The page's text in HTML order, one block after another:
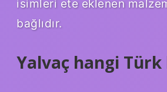
isimleri ete eklenen
bağlıdır.
Yalvaç hangi Türk